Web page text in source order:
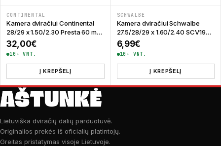
CONTINENTAL
Kamera dviračiui Continental
28/29 x 1.50/2.30 Presta 60 mm
TPU
32,00€
10+ VNT.
Į KREPŠELĮ
SCHWALBE
Kamera dviračiui Schwalbe
27.5/28/29 x 1.60/2.40 SCV19
Clik 40 mm
6,99€
10+ VNT.
Į KREPŠELĮ
Lietuviška dviračių dalių parduotuvė.
Originalios prekės iš oficialių platintojų.
Greitas pristatymas visoje Lietuvoje.